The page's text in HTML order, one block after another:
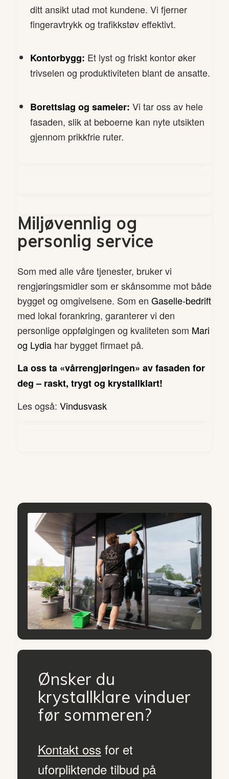
ditt ansikt utad mot kundene. Vi fjerner
fingeravtrykk og trafikkstøv effektivt.
Kontorbygg: Et lyst og friskt kontor øker
trivselen og produktiviteten blant de ansatte.
Borettslag og sameier: Vi tar oss av hele
fasaden, slik at beboerne kan nyte utsikten
gjennom prikkfrie ruter.
Miljøvennlig og
personlig service
Som med alle våre tjenester, bruker vi
rengjøringsmidler som er skånsomme mot både
bygget og omgivelsene. Som en Gaselle-bedrift
med lokal forankring, garanterer vi den
personlige oppfølgingen og kvaliteten som Mari
og Lydiahar bygget firmaet på.
La oss ta «vårrengjøringen» av fasaden for
deg – raskt, trygt og krystallklart!
Les også: Vindusvask
Ønsker du
krystallklare vinduer
før sommeren?
Kontakt oss for et
uforpliktende tilbud på